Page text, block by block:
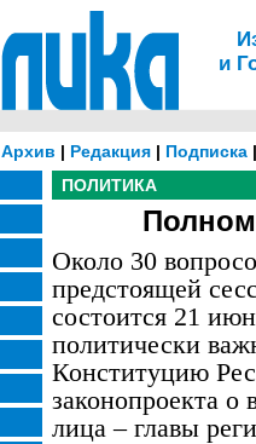
и
Архив | Редакция | Подписка
ПОЛИТИКА
Около 30
предстоящей
состоится 21
политически
Конституцию
законопроекта
лица – главы